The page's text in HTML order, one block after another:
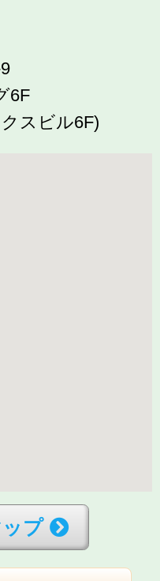
6F
スビル6F)
プ